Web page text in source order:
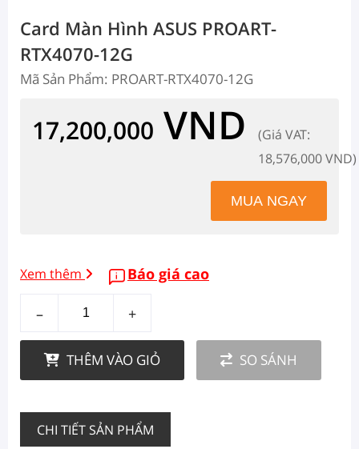
Card Màn Hình ASUS PROART-
RTX4070-12G
Mã Sản Phẩm: PROART-RTX4070-12G
17,200,000 VND
(Giá VAT:
18,576,000 VND)
Xem thêm Báo giá cao
– +
THÊM VÀO GIỎ SO SÁNH
CHI TIẾT SẢN PHẨM